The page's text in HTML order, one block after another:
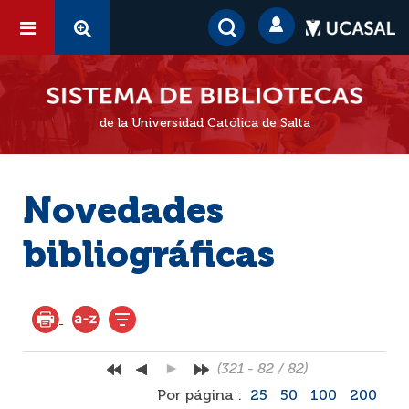
de la Universidad Católica de Salta
Novedades
bibliográficas
(321 - 82 / 82)
Por página :
25 50 100 200